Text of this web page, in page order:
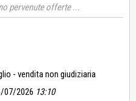
pervenute offerte
- vendita non giudiziaria
07/2026 13:10